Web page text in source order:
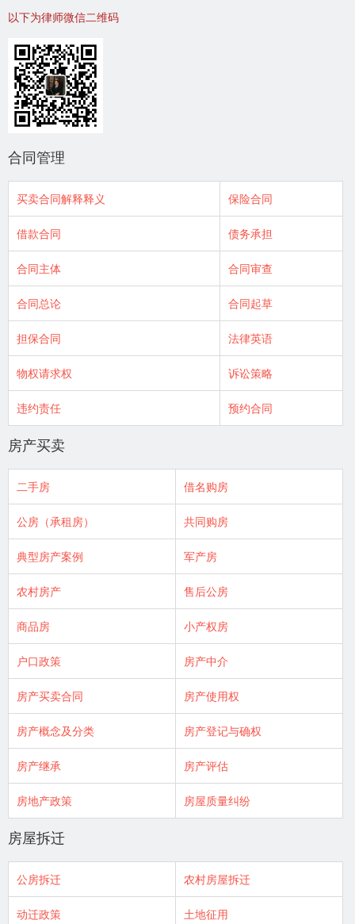
以下为律师微信二维码
合同管理
买卖合同解释释义 保险合同
借款合同 债务承担
合同主体 合同审查
合同总论 合同起草
担保合同 法律英语
物权请求权 诉讼策略
违约责任 预约合同
房产买卖
二手房 借名购房
公房（承租房） 共同购房
典型房产案例 军产房
农村房产 售后公房
商品房 小产权房
户口政策 房产中介
房产买卖合同 房产使用权
房产概念及分类 房产登记与确权
房产继承 房产评估
房地产政策 房屋质量纠纷
房屋拆迁
公房拆迁 农村房屋拆迁
动迁政策 土地征用